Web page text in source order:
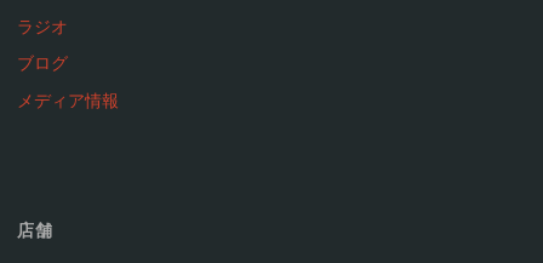
ラジオ
ブログ
メディア情報
店舗